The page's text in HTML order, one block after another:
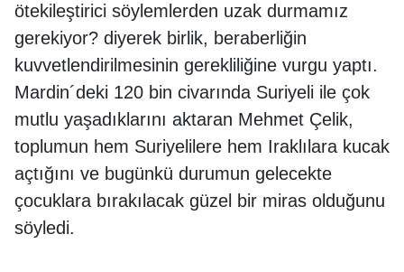
ötekileştirici söylemlerden uzak durmamız
gerekiyor? diyerek birlik, beraberliğin
kuvvetlendirilmesinin gerekliliğine vurgu yaptı.
Mardin´deki 120 bin civarında Suriyeli ile çok
mutlu yaşadıklarını aktaran Mehmet Çelik,
toplumun hem Suriyelilere hem Iraklılara kucak
açtığını ve bugünkü durumun gelecekte
çocuklara bırakılacak güzel bir miras olduğunu
söyledi.